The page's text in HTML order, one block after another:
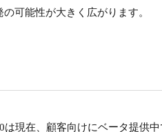
可能性が大きく広がります。
は現在、顧客向けにベータ提供